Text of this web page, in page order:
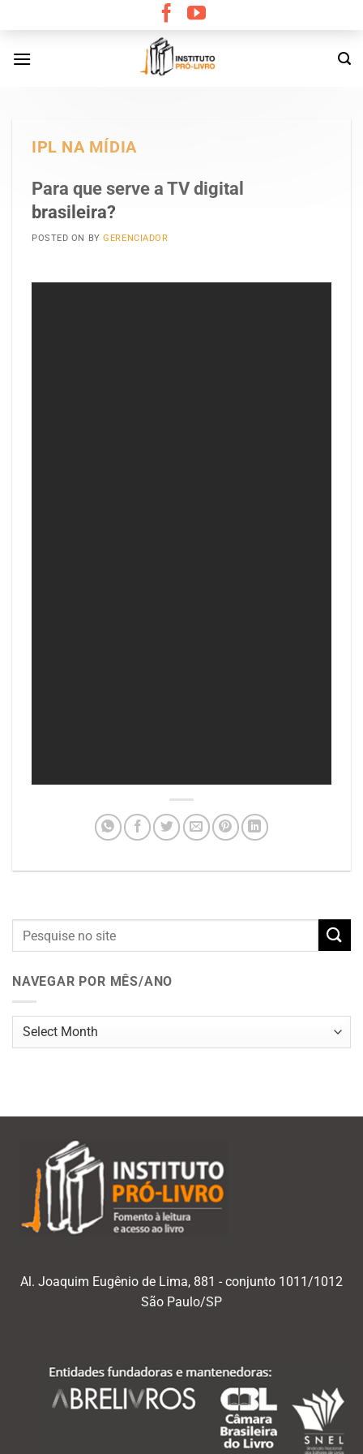
content
IPL NA MÍDIA
Para que serve a TV digital
brasileira?
POSTED ON BYGERENCIADOR
NAVEGAR POR MÊS/ANO
Navegar
Al. Joaquim Eugênio de Lima, 881 - conjunto 1011/1012
São Paulo/SP